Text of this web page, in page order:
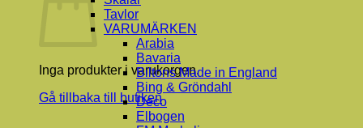
Inga produkter i varukorgen.
Gå tillbaka till butiken
Tavlor
VARUMÄRKEN
Arabia
Bavaria
Biltons Made in England
Bing & Gröndahl
Deco
Elbogen